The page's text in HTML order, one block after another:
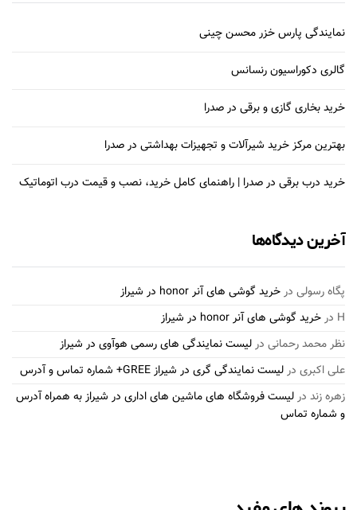
نمایندگی پارس خزر محسن چینی
گالری دکوراسیون رنسانس
خرید بخاری گازی و برقی در صدرا
بهترین مرکز خرید شیرآلات و تجهیزات بهداشتی در صدرا
خرید درب برقی در صدرا | راهنمای کامل خرید، نصب و قیمت درب اتوماتیک
آخرین دیدگاه‌ها
پگاه رسولی درخرید گوشی های آنر honor در شیراز
H درخرید گوشی های آنر honor در شیراز
نظر محمد رحمانی درلیست نمایندگی های رسمی هوآوی در شیراز
علی اکبری درلیست نمایندگی گری در شیراز GREE+ شماره تماس و آدرس
زهره زند درلیست فروشگاه های ماشین های اداری در شیراز به همراه آدرس
و شماره تماس